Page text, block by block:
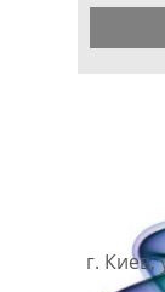
г. Киев,